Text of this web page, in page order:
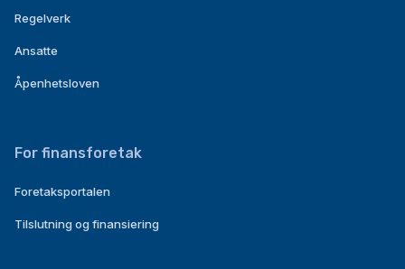
Regelverk
Ansatte
Åpenhetsloven
For finansforetak
Foretaksportalen
Tilslutning og finansiering